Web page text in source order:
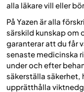
alla läkarevill ellerbör
På Yazen är alla
särskild kunskap
garanterar att du får
senaste medicinska
under och efter
säkerställa säkerhet,
upprätthålla